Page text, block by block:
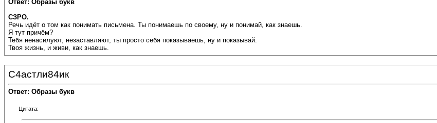
Ответ: Образы букв
СЗРО.
Речь идёт о том как понимать письмена. Ты понимаешь по своему, ну и понимай, как знаешь.
Я тут причём?
Тебя ненасилуют, незаставляют, ты просто себя показываешь, ну и показывай.
Твоя жизнь, и живи, как знаешь.
С4астли84ик
Ответ: Образы букв
Цитата: